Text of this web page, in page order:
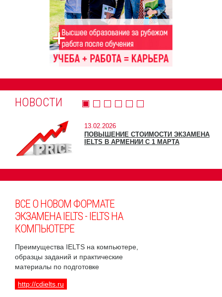
НОВОСТИ
13.02.2026
ПОВЫШЕНИЕ СТОИМОСТИ ЭКЗАМЕНА
IELTS В АРМЕНИИ С 1 МАРТА
ВСЕ О НОВОМ ФОРМАТЕ
ЭКЗАМЕНА IELTS - IELTS НА
КОМПЬЮТЕРЕ
Преимущества IELTS на компьютере,
образцы заданий и практические
материалы по подготовке
http://cdielts.ru